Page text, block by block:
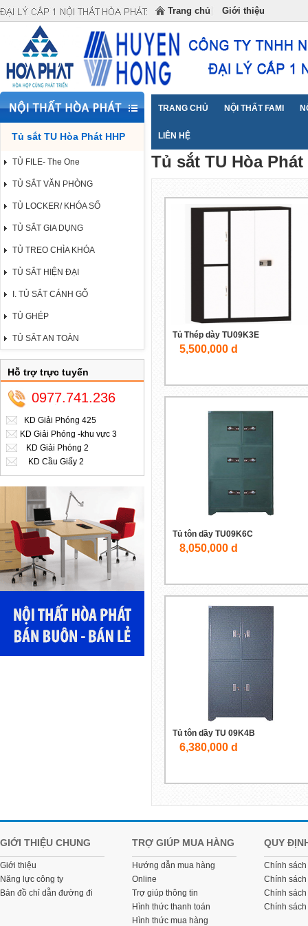
Trang chủ Giới thiệu
Đại lý cấp 1 Nội Thất Hòa Phát cung cấp NỘI THẤT
TRANG CHỦ NỘI THẤT FAMI
LIÊN HỆ
Tủ sắt TU Hòa Phát HHP
TỦ FILE- The One
TỦ SẮT VĂN PHÒNG
TỦ LOCKER/ KHÓA SỐ
TỦ SẮT GIA DỤNG
TỦ TREO CHÌA KHÓA
TỦ SẮT HIỆN ĐẠI
I. TỦ SẮT CÁNH GỖ
TỦ GHÉP
TỦ SẮT AN TOÀN
Hỗ trợ trực tuyến
0977.741.236
KD Giải Phóng 425
KD Giải Phóng -khu vực 3
KD Giải Phóng 2
KD Cầu Giấy 2
Trang chủ
Tủ sắt TU Hòa Phát
Tủ Thép dày TU09K3E
5,500,000 d
Tủ tôn dầy TU09K6C
8,050,000 d
Tủ tôn dầy TU 09K4B
6,380,000 d
GIỚI THIỆU CHUNG
Giới thiệu
Năng lực công ty
Bản đồ chỉ dẫn đường đi
TRỢ GIÚP MUA HÀNG
Hướng dẫn mua hàng
Online
Trợ giúp thông tin
Hình thức thanh toán
Hình thức mua hàng
QUY
Chính
Chính
Chính
Chính